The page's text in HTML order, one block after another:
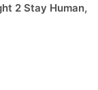
2 Stay Human,